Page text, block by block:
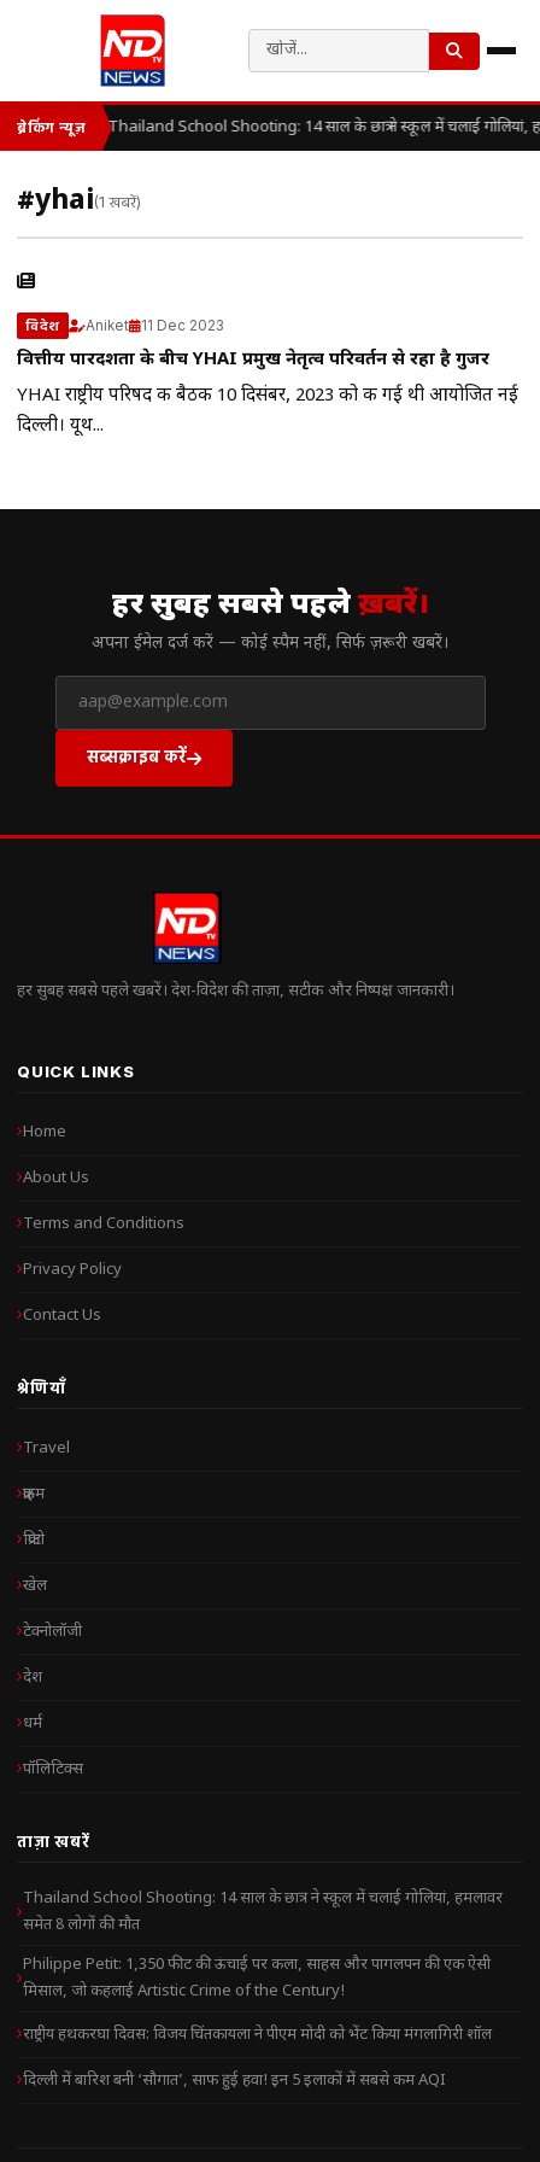
ब्रेकिंग न्यूज़ Thailand School Shooting: 14 साल के छात्र ने स्कूल में चलाई गोलियां,
#yhai(1 खबरें)
विदेश Aniket 11 Dec 2023
वित्तीय पारदर्शिता के बीच YHAI प्रमुख नेतृत्व परिवर्तन से रहा है गुजर
YHAI राष्ट्रीय परिषद की बैठक 10 दिसंबर, 2023 को की गई थी आयोजित नई
दिल्ली। यूथ...
हर सुबह सबसे पहलेख़बरें।
अपना ईमेल दर्ज करें — कोई स्पैम नहीं, सिर्फ ज़रूरी खबरें।
सब्सक्राइब करें
हर सुबह सबसे पहले खबरें। देश-विदेश की ताज़ा, सटीक और निष्पक्ष जानकारी।
QUICK LINKS
Home
About Us
Terms and Conditions
Privacy Policy
Contact Us
श्रेणियाँ
Travel
क्राइम
क्रिप्टो
खेल
टेक्नोलॉजी
देश
धर्म
पॉलिटिक्स
ताज़ा खबरें
Thailand School Shooting: 14 साल के छात्र ने स्कूल में चलाई गोलियां, हमलावर
समेत 8 लोगों की मौत
Philippe Petit: 1,350 फीट की ऊंचाई पर कला, साहस और पागलपन की एक ऐसी
मिसाल, जो कहलाई Artistic Crime of the Century!
राष्ट्रीय हथकरघा दिवस: विजय चिंतकायला ने पीएम मोदी को भेंट किया मंगलागिरी शॉल
दिल्ली में बारिश बनी ‘सौगात’, साफ हुई हवा! इन 5 इलाकों में सबसे कम AQI